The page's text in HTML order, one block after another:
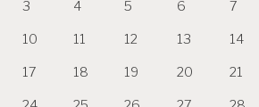
3 4 5 6 7
10 11 12 13 14
17 18 19 20 21